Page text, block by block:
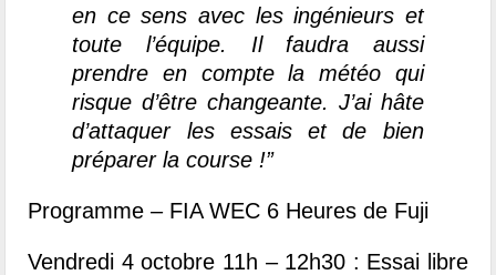
en ce sens avec les ingénieurs et
toute l’équipe. Il faudra aussi
prendre en compte la météo qui
risque d’être changeante. J’ai hâte
d’attaquer les essais et de bien
préparer la course !”
Programme – FIA WEC 6 Heures de Fuji
Vendredi 4 octobre 11h – 12h30 : Essai libre